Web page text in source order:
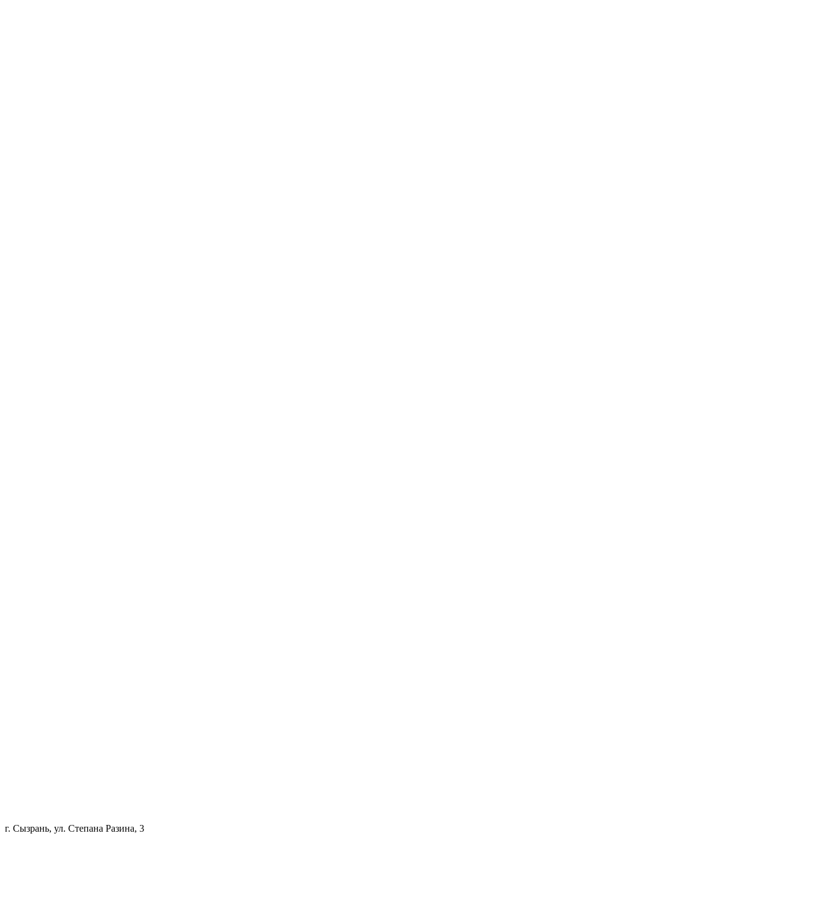
г. Сызрань, ул. Степана Разина, 3